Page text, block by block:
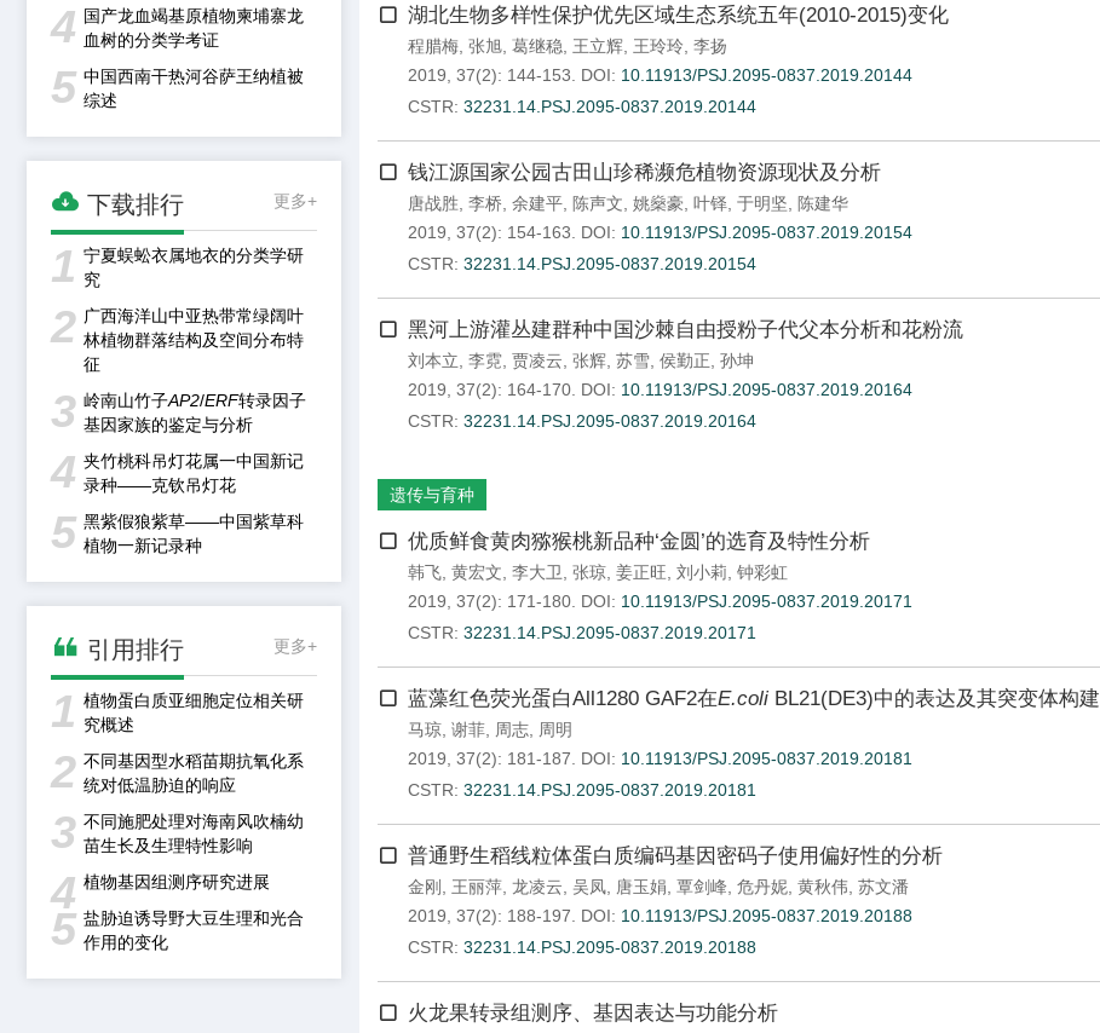
4 国产龙血竭基原植物柬埔寨龙
血树的分类学考证
5 中国西南干热河谷萨王纳植被
综述
 下载排行 更多+
1 宁夏蜈蚣衣属地衣的分类学研
究
2 广西海洋山中亚热带常绿阔叶
林植物群落结构及空间分布特
征
3 岭南山竹子AP2/ERF转录因子
基因家族的鉴定与分析
4 夹竹桃科吊灯花属一中国新记
录种——克钦吊灯花
5 黑紫假狼紫草——中国紫草科
植物一新记录种
 引用排行 更多+
1 植物蛋白质亚细胞定位相关研
究概述
2 不同基因型水稻苗期抗氧化系
统对低温胁迫的响应
3 不同施肥处理对海南风吹楠幼
苗生长及生理特性影响
4 植物基因组测序研究进展
5 盐胁迫诱导野大豆生理和光合
作用的变化
湖北生物多样性保护优先区域生态系统五年(2010-2015)变化
程腊梅 张旭 葛继稳 王立辉 王玲玲 李扬
2019, 37(2): 144-153.
DOI: 10.11913/PSJ.2095-0837.2019.20144
CSTR: 32231.14.PSJ.2095-0837.2019.20144
钱江源国家公园古田山珍稀濒危植物资源现状及分析
唐战胜 李桥 余建平 陈声文 姚燊豪 叶铎 于明坚
陈建华
2019, 37(2): 154-163.
DOI: 10.11913/PSJ.2095-0837.2019.20154
CSTR: 32231.14.PSJ.2095-0837.2019.20154
黑河上游灌丛建群种中国沙棘自由授粉子代父本分析和花粉流
刘本立 李霓 贾凌云 张辉 苏雪 侯勤正 孙坤
2019, 37(2): 164-170. DOI: 10.11913/PSJ.2095-0837.2019.20164
CSTR: 32231.14.PSJ.2095-0837.2019.20164
遗传与育种
优质鲜食黄肉猕猴桃新品种‘金圆’的选育及特性分析
韩飞 黄宏文 李大卫 张琼 姜正旺 刘小莉 钟彩虹
2019, 37(2): 171-180. DOI: 10.11913/PSJ.2095-0837.2019.20171
CSTR: 32231.14.PSJ.2095-0837.2019.20171
蓝藻红色荧光蛋白All1280 GAF2在E.coli BL21(DE3)中的表达及其突变体构建
马琼 谢菲 周志
周明
2019, 37(2): 181-187.
DOI: 10.11913/PSJ.2095-0837.2019.20181
CSTR: 32231.14.PSJ.2095-0837.2019.20181
普通野生稻线粒体蛋白质编码基因密码子使用偏好性的分析
金刚 王丽萍 龙凌云 吴凤 唐玉娟 覃剑峰 危丹妮 黄秋伟 苏文潘
2019, 37(2): 188-197.
DOI: 10.11913/PSJ.2095-0837.2019.20188
CSTR: 32231.14.PSJ.2095-0837.2019.20188
火龙果转录组测序、基因表达与功能分析